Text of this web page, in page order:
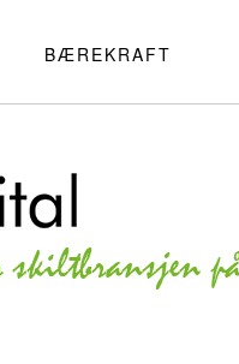
BÆREKRAFT